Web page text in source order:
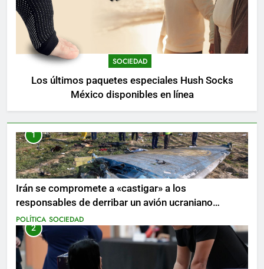
SOCIEDAD
Los últimos paquetes especiales Hush Socks
México disponibles en línea
1
Irán se compromete a «castigar» a los
responsables de derribar un avión ucraniano
mientras se realizan arrestos
POLÍTICA SOCIEDAD
2